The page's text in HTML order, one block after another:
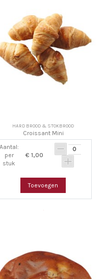
HARD BROOD & STOKBROOD
Croissant Mini
Aantal:
per
stuk
€ 1,00
Toevoegen